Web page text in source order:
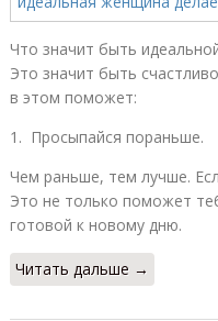
Что значит быть
Это значит быть
в этом поможет:
1. Просыпайся пораньше.
Чем раньше, тем лучше.
Это не только поможет
готовой к новому дню.
Читать дальше →